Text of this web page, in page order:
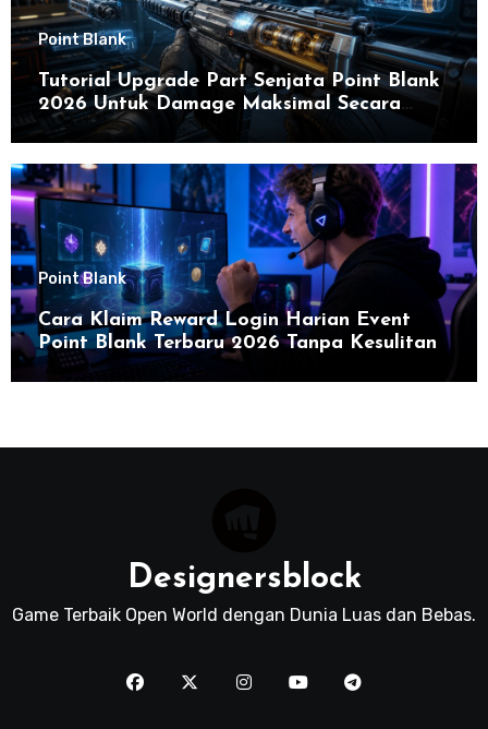
Point Blank
Tutorial Upgrade Part Senjata Point Blank
2026 Untuk Damage Maksimal Secara
Efektif
Point Blank
Cara Klaim Reward Login Harian Event
Point Blank Terbaru 2026 Tanpa Kesulitan
Designersblock
Game Terbaik Open World dengan Dunia Luas dan Bebas.